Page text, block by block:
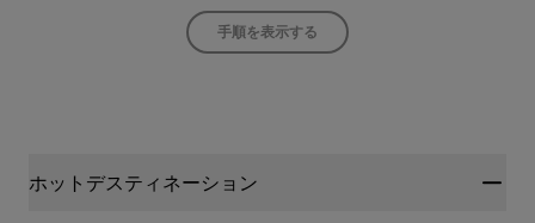
手順を表示する
ホットデスティネーション